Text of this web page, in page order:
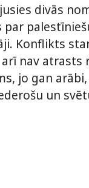
divās
Konflikts
nav atrasts
jo gan
un